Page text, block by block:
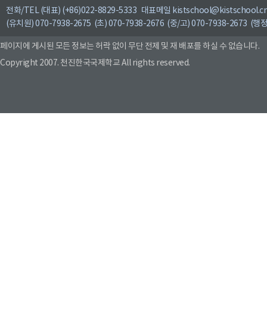
전화/TEL (대표) (+86)022-8829-5333 대표메일
(유치원) 070-7938-2675 (초) 070-7938-2676 (중/고) 070-7938-2673 (행
페이지에 게시된 모든 정보는 허락 없이 무단 전제 및 재 배포를 하실 수 없습니다.
Copyright 2007. 천진한국국제학교 All rights reserved.